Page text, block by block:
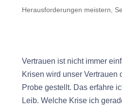
Herausforderungen meistern
Vertrauen ist nicht immer
Krisen wird unser Vertrauen
Probe gestellt. Das erfahre
Leib. Welche Krise ich